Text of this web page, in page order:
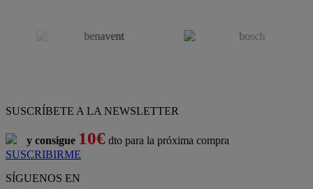
GUÍA DE COMPRA
¡Nueva app!
Conforama, tu tienda de muebles,